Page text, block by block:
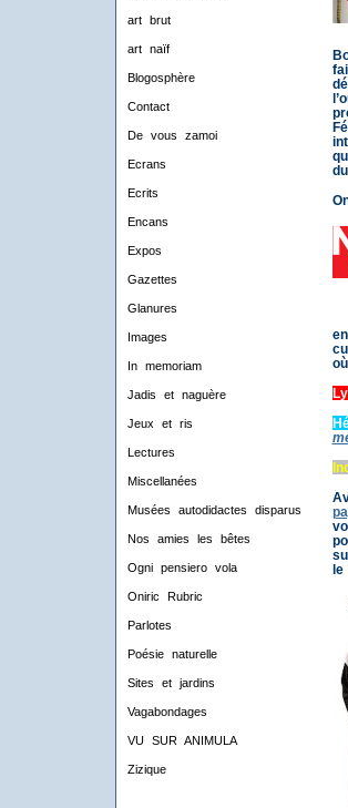
art brut
art naïf
Blogosphère
Contact
De vous zamoi
Ecrans
Ecrits
Encans
Expos
Gazettes
Glanures
Images
In memoriam
Jadis et naguère
Jeux et ris
Lectures
Miscellanées
Musées autodidactes disparus
Nos amies les bêtes
Ogni pensiero vola
Oniric Rubric
Parlotes
Poésie naturelle
Sites et jardins
Vagabondages
VU SUR ANIMULA
Zizique